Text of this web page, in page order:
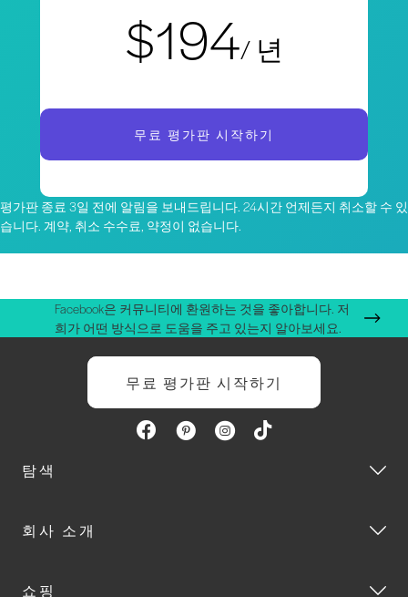
$194/ 년
무료 평가판 시작하기
평가판 종료 3일 전에 알림을 보내드립니다. 24시간 언제든지 취소할 수 있
습니다. 계약, 취소 수수료, 약정이 없습니다.
Facebook은 커뮤니티에 환원하는 것을 좋아합니다. 저
희가 어떤 방식으로 도움을 주고 있는지 알아보세요.
무료 평가판 시작하기
탐색
회사 소개
쇼핑